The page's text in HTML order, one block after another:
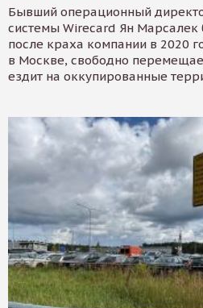
Бывший операционный
системы Wirecard Ян Марсалек
после краха компании в 2020
в Москве, свободно
ездит на оккупированные